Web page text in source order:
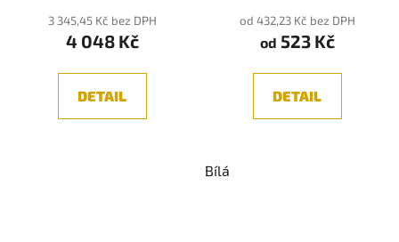
3 345,45 Kč bez DPH
4 048 Kč
DETAIL
od 432,23 Kč bez DPH
od 523 Kč
DETAIL
Bílá